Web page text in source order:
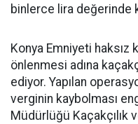
binlerce lira değerinde
Konya Emniyeti haksız
önlenmesi adına
ediyor. Yapılan
verginin kaybolması
Müdürlüğü Kaçakçılık